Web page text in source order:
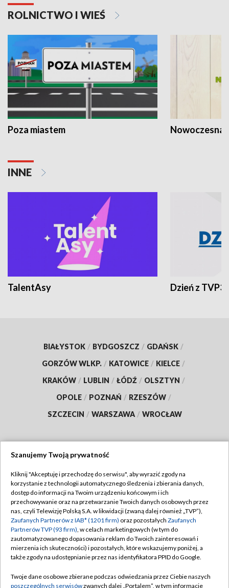
ROLNICTWO I WIEŚ
Poza miastem Nowoczesna
INNE
TalentAsy Dzień z TVP3
BIAŁYSTOK / BYDGOSZCZ / GDAŃSK /
GORZÓW WLKP. / KATOWICE / KIELCE /
KRAKÓW / LUBLIN / ŁÓDŹ / OLSZTYN /
OPOLE / POZNAŃ / RZESZÓW /
SZCZECIN / WARSZAWA / WROCŁAW
TVP
Abonament TVP
Emisja w TVP
Centrum informacji TVP
Naziemna Telewizja Cyfrowa
Rada Programowa
Regulamin TVP
Polityka prywatności
Moje zgody
Pomoc
Szanujemy Twoją prywatność
Kliknij "Akceptuję i przechodzę do serwisu", aby wyrazić zgody na
korzystanie z technologii automatycznego śledzenia i zbierania danych,
dostęp do informacji na Twoim urządzeniu końcowym i ich
przechowywanie oraz na przetwarzanie Twoich danych osobowych przez
nas, czyli Telewizję Polską S.A. w likwidacji (zwaną dalej również „TVP”),
Zaufanych Partnerów z IAB* (1201 firm) oraz pozostałych Zaufanych
Partnerów TVP (93 firm), w celach marketingowych (w tym do
zautomatyzowanego dopasowania reklam do Twoich zainteresowań i
mierzenia ich skuteczności) i pozostałych, które wskazujemy poniżej, a
także zgody na udostępnianie przez nas identyfikatora PPID do Google.
Twoje dane osobowe zbierane podczas odwiedzania przez Ciebie naszych
poszczególnych serwisówzwanych dalej „Portalem”, w tym informacje